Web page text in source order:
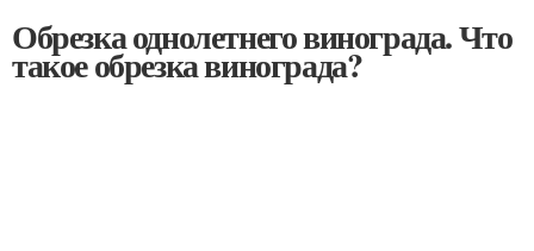
Обрезка однолетнего винограда. Что
такое обрезка винограда?